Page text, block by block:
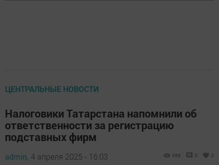
ЦЕНТРАЛЬНЫЕ НОВОСТИ
Налоговики Татарстана напомнили об
ответственности за регистрацию
подставных фирм
admin, 4 апреля 2025 - 16:03 366 0 0